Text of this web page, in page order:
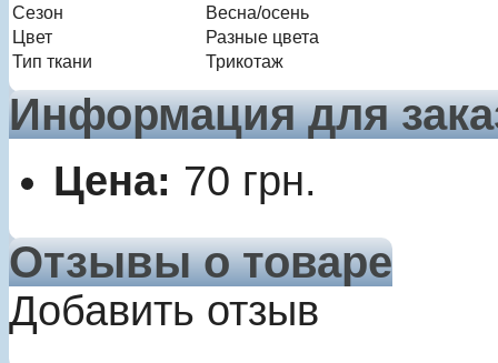
Сезон
Весна/осень
Цвет
Разные цвета
Тип ткани
Трикотаж
Информация для
Цена: 70 грн.
Отзывы о товаре
Добавить отзыв